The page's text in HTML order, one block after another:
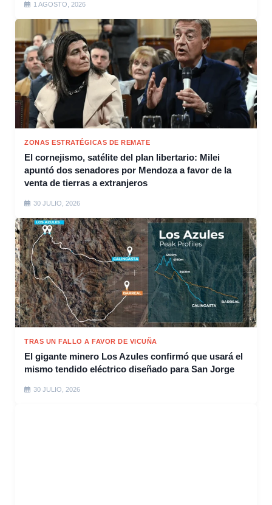
1 AGOSTO, 2026
ZONAS ESTRATÉGICAS DE REMATE
El cornejismo, satélite del plan libertario: Milei
apuntó dos senadores por Mendoza a favor de la
venta de tierras a extranjeros
30 JULIO, 2026
TRAS UN FALLO A FAVOR DE VICUÑA
El gigante minero Los Azules confirmó que usará el
mismo tendido eléctrico diseñado para San Jorge
30 JULIO, 2026